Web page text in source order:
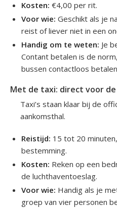
Kosten: €4,00 per rit.
Voor wie: Geschikt als je
reist of liever niet in een
Handig om te weten: Je
Contant betalen is de
bussen contactloos
Met de taxi: direct voor
Taxi’s staan klaar bij de
aankomsthal.
Reistijd: 15 tot 20
bestemming.
Kosten: Reken op een
de luchthaventoeslag.
Voor wie: Handig als je
groep van vier personen